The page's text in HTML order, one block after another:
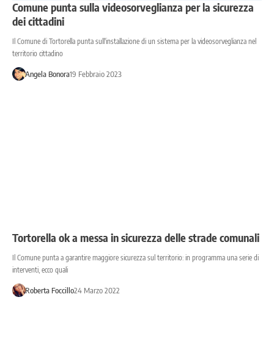
Comune punta sulla videosorveglianza per la sicurezza
dei cittadini
Il Comune di Tortorella punta sull'installazione di un sistema per la videosorveglianza nel
territorio cittadino
Angela Bonora19 Febbraio 2023
Tortorella ok a messa in sicurezza delle strade comunali
Il Comune punta a garantire maggiore sicurezza sul territorio: in programma una serie di
interventi, ecco quali
Roberta Foccillo24 Marzo 2022